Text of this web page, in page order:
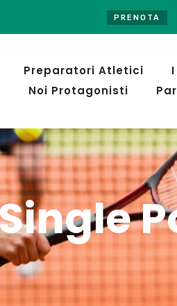
Cliccare
Preparatori Atletici
Noi Protagonisti